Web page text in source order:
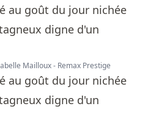
Mailloux - Remax Prestige